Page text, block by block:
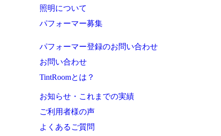
照明について
パフォーマー募集
パフォーマー登録のお問い合わせ
お問い合わせ
TintRoomとは？
お知らせ・これまでの実績
ご利用者様の声
よくあるご質問